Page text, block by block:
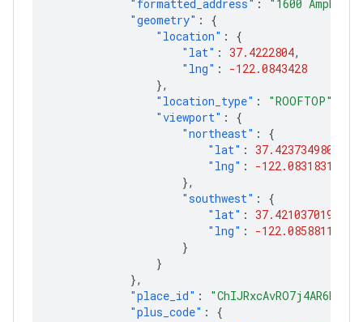
"formatted_address" :
"1600
"geometry" :
{
"location" :
{
"lat" : 37.4222804,
"lng" :
-122.0843428
},
"location_type" : "ROOFTOP"
"viewport" :
{
"northeast" :
{
"lat" : 37.4237349802915
"lng" :
-
},
"southwest" :
{
"lat" : 37.4210370197085
"lng" :
-
}
}
},
"place_id" :
"plus_code" :
{